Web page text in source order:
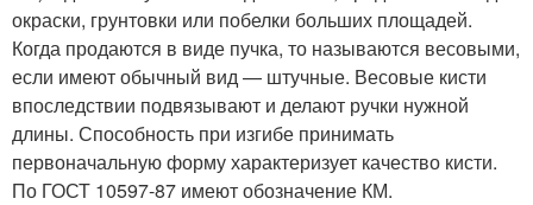
окраски, грунтовки или побелки больших площадей.
Когда продаются в виде пучка, то называются весовыми,
если имеют обычный вид — штучные. Весовые кисти
впоследствии подвязывают и делают ручки нужной
длины. Способность при изгибе принимать
первоначальную форму характеризует качество кисти.
По ГОСТ 10597-87 имеют обозначение КМ.